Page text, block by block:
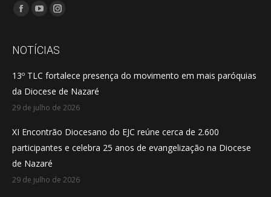
Encontre-nos em:
Facebook
opens
new
window
YouTube
opens
new
window
Instagram
opens
new
window
NOTÍCIAS
13º TLC fortalece presença do movimento em mais paróquias
da Diocese de Nazaré
29 de julho de 2026
XI Encontrão Diocesano do EJC reúne cerca de 2.600
participantes e celebra 25 anos de evangelização na Diocese
de Nazaré
29 de julho de 2026